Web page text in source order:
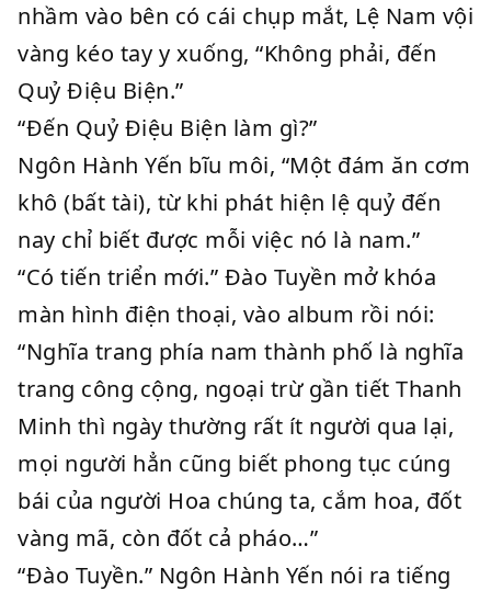
nhầm vào bên có cái chụp mắt, Lệ Nam vội
vàng kéo tay y xuống, “Không phải, đến
Quỷ Điệu Biện.”
“Đến Quỷ Điệu Biện làm gì?”
Ngôn Hành Yến bĩu môi, “Một đám ăn cơm
khô (bất tài), từ khi phát hiện lệ quỷ đến
nay chỉ biết được mỗi việc nó là nam.”
“Có tiến triển mới.” Đào Tuyền mở khóa
màn hình điện thoại, vào album rồi nói:
“Nghĩa trang phía nam thành phố là nghĩa
trang công cộng, ngoại trừ gần tiết Thanh
Minh thì ngày thường rất ít người qua lại,
mọi người hẳn cũng biết phong tục cúng
bái của người Hoa chúng ta, cắm hoa, đốt
vàng mã, còn đốt cả pháo…”
“Đào Tuyền.” Ngôn Hành Yến nói ra tiếng